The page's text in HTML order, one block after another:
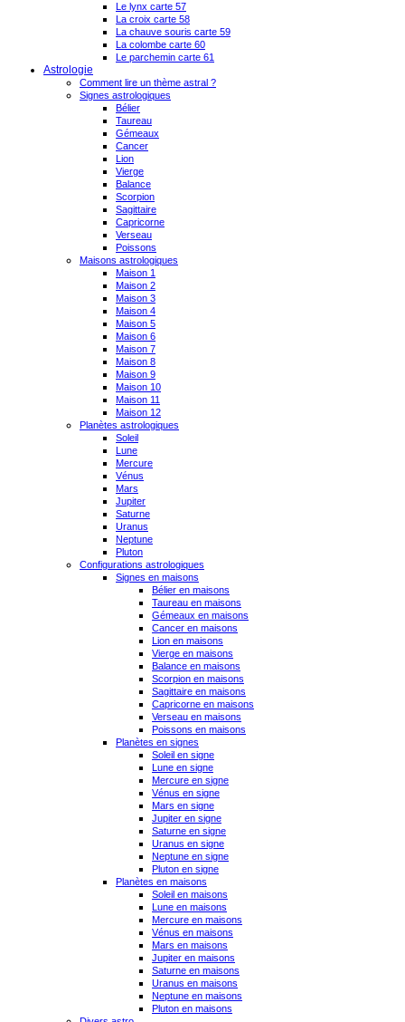
Le lynx carte 57
La croix carte 58
La chauve souris carte 59
La colombe carte 60
Le parchemin carte 61
Astrologie
Comment lire un thème astral ?
Signes astrologiques
Bélier
Taureau
Gémeaux
Cancer
Lion
Vierge
Balance
Scorpion
Sagittaire
Capricorne
Verseau
Poissons
Maisons astrologiques
Maison 1
Maison 2
Maison 3
Maison 4
Maison 5
Maison 6
Maison 7
Maison 8
Maison 9
Maison 10
Maison 11
Maison 12
Planètes astrologiques
Soleil
Lune
Mercure
Vénus
Mars
Jupiter
Saturne
Uranus
Neptune
Pluton
Configurations astrologiques
Signes en maisons
Bélier en maisons
Taureau en maisons
Gémeaux en maisons
Cancer en maisons
Lion en maisons
Vierge en maisons
Balance en maisons
Scorpion en maisons
Sagittaire en maisons
Capricorne en maisons
Verseau en maisons
Poissons en maisons
Planètes en signes
Soleil en signe
Lune en signe
Mercure en signe
Vénus en signe
Mars en signe
Jupiter en signe
Saturne en signe
Uranus en signe
Neptune en signe
Pluton en signe
Planètes en maisons
Soleil en maisons
Lune en maisons
Mercure en maisons
Vénus en maisons
Mars en maisons
Jupiter en maisons
Saturne en maisons
Uranus en maisons
Neptune en maisons
Pluton en maisons